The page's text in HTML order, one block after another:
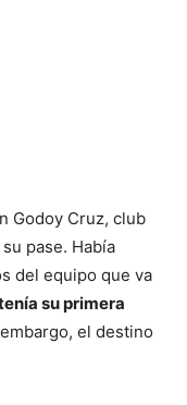
Godoy Cruz, club
pase. Había
del equipo que va
su primera
el destino